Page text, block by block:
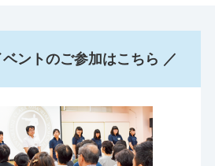
ントのご参加はこちら ／